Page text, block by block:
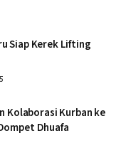
Siap Kerek Lifting
Kolaborasi Kurban ke
Dhuafa